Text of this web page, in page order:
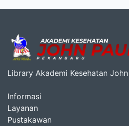
Library Akademi Kesehatan
Informasi
Layanan
Pustakawan